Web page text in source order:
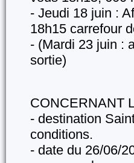
- Jeudi 18 juin :
18h15 carrefour
- (Mardi 23 juin :
sortie)
CONCERNANT
- destination
conditions.
- date du 26/06/